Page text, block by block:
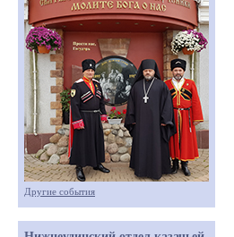
Другие события